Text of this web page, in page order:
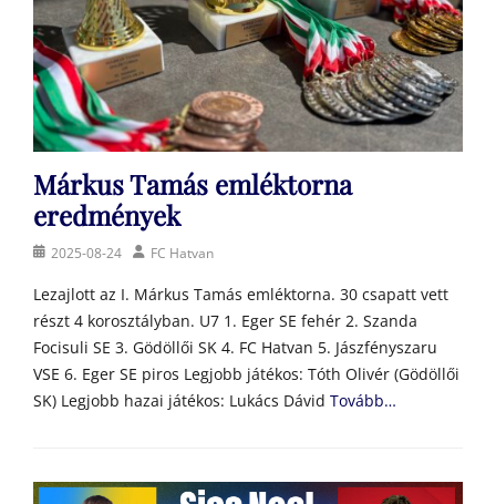
Márkus Tamás emléktorna
eredmények
Posted2025-08-24 AuthorFC Hatvan
Lezajlott az I. Márkus Tamás emléktorna. 30 csapatt vett
részt 4 korosztályban. U7 1. Eger SE fehér 2. Szanda
Focisuli SE 3. Gödöllői SK 4. FC Hatvan 5. Jászfényszaru
VSE 6. Eger SE piros Legjobb játékos: Tóth Olivér (Gödöllői
SK) Legjobb hazai játékos: Lukács Dávid Tovább…